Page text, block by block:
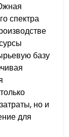
спектра
базу
но и
для